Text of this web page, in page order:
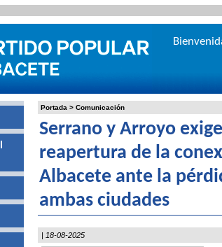
Portada > Comunicación
Serrano y Arroyo
reapertura de la
Albacete ante la
ambas ciudades
| 18-08-2025